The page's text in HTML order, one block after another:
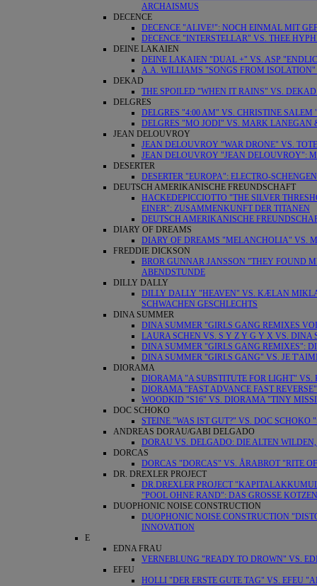
ARCHAISMUS
DECENCE
DECENCE "ALIVE!": NOCH EINMAL MIT
DECENCE "INTERSTELLAR" VS. THEE
DEINE LAKAIEN
DEINE LAKAIEN "DUAL +" VS. ASP
A.A. WILLIAMS "SONGS FROM
DEKAD
THE SPOILED "WHEN IT RAINS" VS.
DELGRES
DELGRES "4:00 AM" VS. CHRISTINE SALEM
DELGRES "MO JODI" VS. MARK LANEGAN
JEAN DELOUVROY
JEAN DELOUVROY "WAR DRONE" VS.
JEAN DELOUVROY "JEAN DELOUVROY":
DESERTER
DESERTER "EUROPA": ELECTRO-
DEUTSCH AMERIKANISCHE FREUNDSCHAFT
HACKEDEPICCIOTTO "THE SILVER
EINER": ZUSAMMENKUNFT DER TITANEN
DEUTSCH AMERIKANISCHE
DIARY OF DREAMS
DIARY OF DREAMS "MELANCHOLIA" VS.
FREDDIE DICKSON
BROR GUNNAR JANSSON "THEY FOUND
ABENDSTUNDE
DILLY DALLY
DILLY DALLY "HEAVEN" VS. KÆLAN
SCHWACHEN GESCHLECHTS
DINA SUMMER
DINA SUMMER "GIRLS GANG REMIXES
LAURA SCHEN VS. S Y Z Y G Y X VS. DINA
DINA SUMMER "GIRLS GANG REMIXES":
DINA SUMMER "GIRLS GANG" VS. JE
DIORAMA
DIORAMA "A SUBSTITUTE FOR LIGHT"
DIORAMA "FAST ADVANCE FAST
WOODKID "S16" VS. DIORAMA "TINY
DOC SCHOKO
STEINE "WAS IST GUT?" VS. DOC SCHOKO
ANDREAS DORAU/GABI DELGADO
DORAU VS. DELGADO: DIE ALTEN
DORCAS
DORCAS "DORCAS" VS. ÅRABROT "RITE
DR. DREXLER PROJECT
DR.DREXLER PROJECT
"POOL OHNE RAND": DAS GROSSE KOTZEN
DUOPHONIC NOISE CONSTRUCTION
DUOPHONIC NOISE CONSTRUCTION
INNOVATION
E
EDNA FRAU
VERNEBLUNG "READY TO DROWN" VS.
EFEU
HOLLI "DER ERSTE GUTE TAG" VS. EFEU